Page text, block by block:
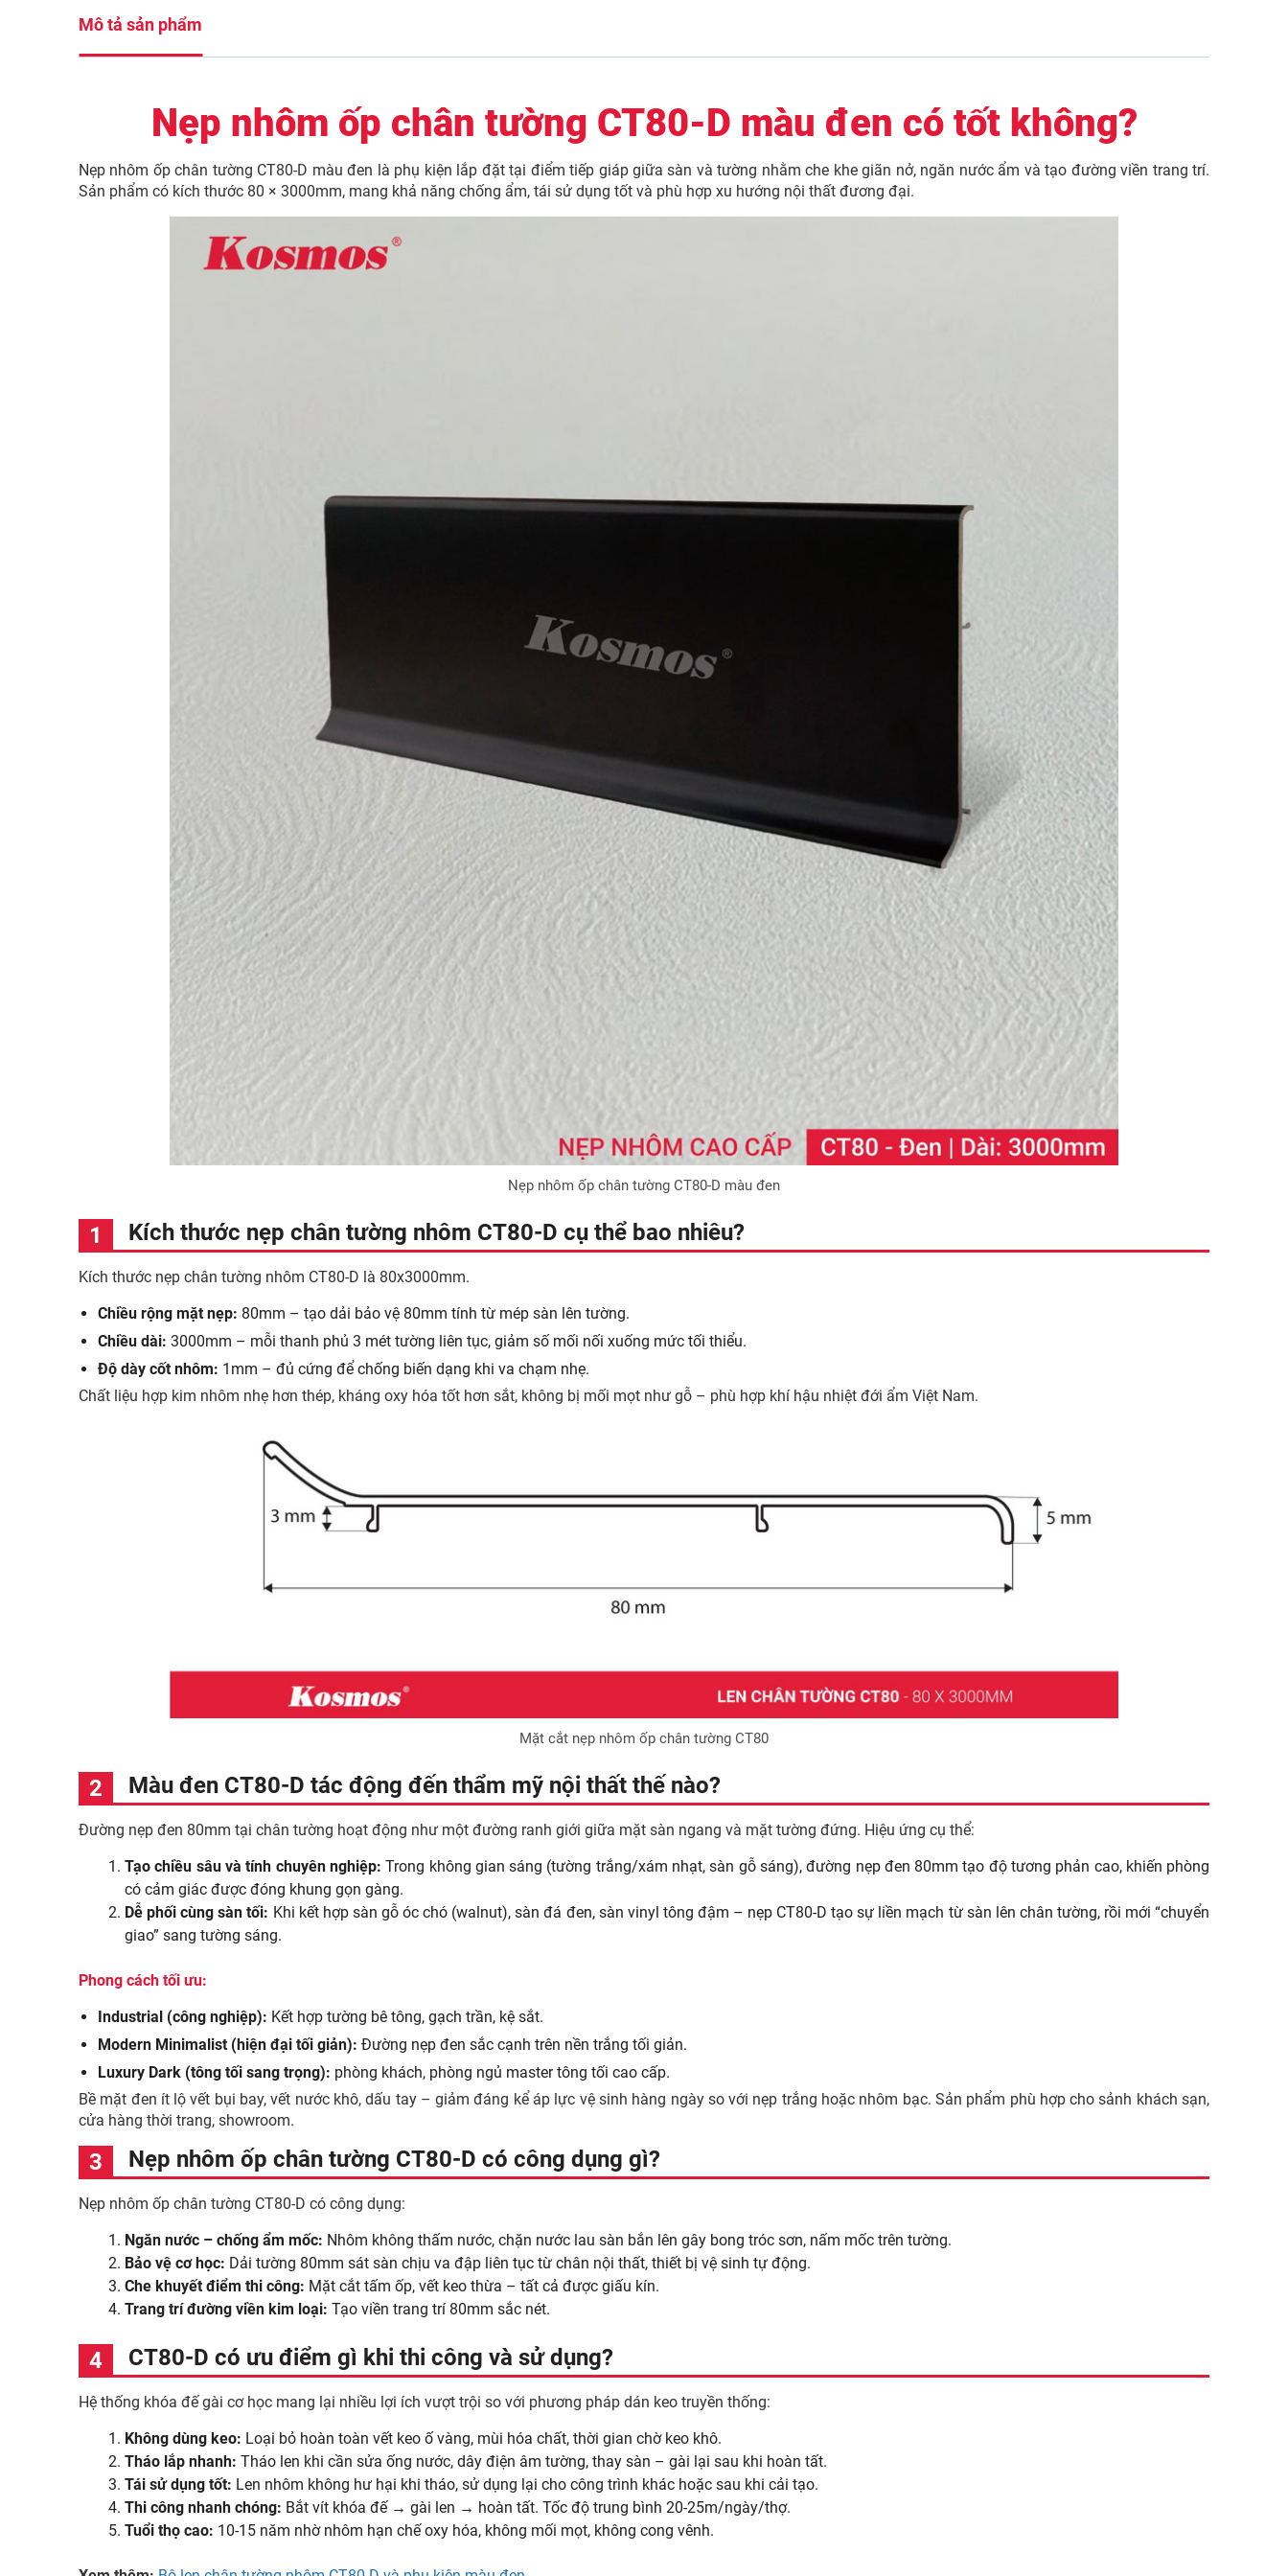
Mô tả sản phẩm
Nẹp nhôm ốp chân tường CT80-D màu đen có tốt không?
Nẹp nhôm ốp chân tường CT80-D màu đen là phụ kiện lắp đặt tại điểm tiếp giáp giữa sàn và tường nhằm che khe giãn nở, ngăn nước ẩm và tạo đường viền trang trí.
Sản phẩm có kích thước 80 × 3000mm, mang khả năng chống ẩm, tái sử dụng tốt và phù hợp xu hướng nội thất đương đại.
Nẹp nhôm ốp chân tường CT80-D màu đen
Kích thước nẹp chân tường nhôm CT80-D cụ thể bao nhiêu?
Kích thước nẹp chân tường nhôm CT80-D là 80x3000mm.
Chiều rộng mặt nẹp: 80mm – tạo dải bảo vệ 80mm tính từ mép sàn lên tường.
Chiều dài: 3000mm – mỗi thanh phủ 3 mét tường liên tục, giảm số mối nối xuống mức tối thiểu.
Độ dày cốt nhôm: 1mm – đủ cứng để chống biến dạng khi va chạm nhẹ.
Chất liệu hợp kim nhôm nhẹ hơn thép, kháng oxy hóa tốt hơn sắt, không bị mối mọt như gỗ – phù hợp khí hậu nhiệt đới ẩm Việt Nam.
Mặt cắt nẹp nhôm ốp chân tường CT80
Màu đen CT80-D tác động đến thẩm mỹ nội thất thế nào?
Đường nẹp đen 80mm tại chân tường hoạt động như một đường ranh giới giữa mặt sàn ngang và mặt tường đứng. Hiệu ứng cụ thể:
Tạo chiều sâu và tính chuyên nghiệp: Trong không gian sáng (tường trắng/xám nhạt, sàn gỗ sáng), đường nẹp đen 80mm tạo độ tương phản cao, khiến phòng
có cảm giác được đóng khung gọn gàng.
Dễ phối cùng sàn tối: Khi kết hợp sàn gỗ óc chó (walnut), sàn đá đen, sàn vinyl tông đậm – nẹp CT80-D tạo sự liền mạch từ sàn lên chân tường, rồi mới “chuyển
giao” sang tường sáng.
Phong cách tối ưu:
Industrial (công nghiệp): Kết hợp tường bê tông, gạch trần, kệ sắt.
Modern Minimalist (hiện đại tối giản): Đường nẹp đen sắc cạnh trên nền trắng tối giản.
Luxury Dark (tông tối sang trọng): phòng khách, phòng ngủ master tông tối cao cấp.
Bề mặt đen ít lộ vết bụi bay, vết nước khô, dấu tay – giảm đáng kể áp lực vệ sinh hàng ngày so với nẹp trắng hoặc nhôm bạc. Sản phẩm phù hợp cho sảnh khách sạn,
cửa hàng thời trang, showroom.
Nẹp nhôm ốp chân tường CT80-D có công dụng gì?
Nẹp nhôm ốp chân tường CT80-D có công dụng:
Ngăn nước – chống ẩm mốc: Nhôm không thấm nước, chặn nước lau sàn bắn lên gây bong tróc sơn, nấm mốc trên tường.
Bảo vệ cơ học: Dải tường 80mm sát sàn chịu va đập liên tục từ chân nội thất, thiết bị vệ sinh tự động.
Che khuyết điểm thi công: Mặt cắt tấm ốp, vết keo thừa – tất cả được giấu kín.
Trang trí đường viền kim loại: Tạo viền trang trí 80mm sắc nét.
CT80-D có ưu điểm gì khi thi công và sử dụng?
Hệ thống khóa đế gài cơ học mang lại nhiều lợi ích vượt trội so với phương pháp dán keo truyền thống:
Không dùng keo: Loại bỏ hoàn toàn vết keo ố vàng, mùi hóa chất, thời gian chờ keo khô.
Tháo lắp nhanh: Tháo len khi cần sửa ống nước, dây điện âm tường, thay sàn – gài lại sau khi hoàn tất.
Tái sử dụng tốt: Len nhôm không hư hại khi tháo, sử dụng lại cho công trình khác hoặc sau khi cải tạo.
Thi công nhanh chóng: Bắt vít khóa đế → gài len → hoàn tất. Tốc độ trung bình 20-25m/ngày/thợ.
Tuổi thọ cao: 10-15 năm nhờ nhôm hạn chế oxy hóa, không mối mọt, không cong vênh.